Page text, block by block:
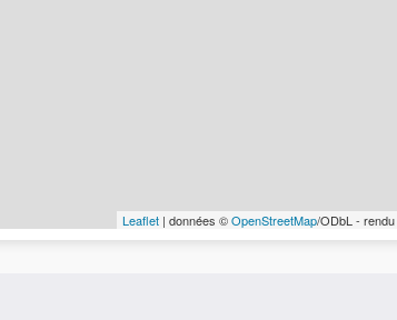
Leaflet | données ©OpenStreetMap/ODbL - rendu